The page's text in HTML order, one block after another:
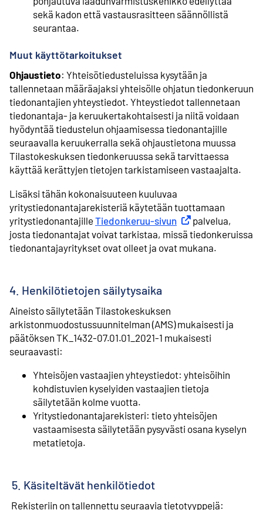
sekä kadon että vastausrasitteen säännöllistä
seurantaa.
Muut käyttötarkoitukset
Ohjaustieto: Yhteisötiedusteluissa kysytään ja
tallennetaan määräajaksi yhteisölle ohjatun tiedonkeruun
tiedonantajien yhteystiedot. Yhteystiedot tallennetaan
tiedonantaja- ja keruukertakohtaisesti ja niitä voidaan
hyödyntää tiedustelun ohjaamisessa tiedonantajille
seuraavalla keruukerralla sekä ohjaustietona muussa
Tilastokeskuksen tiedonkeruussa sekä tarvittaessa
käyttää kerättyjen tietojen tarkistamiseen vastaajalta.
Lisäksi tähän kokonaisuuteen kuuluvaa
yritystiedonantajarekisteriä käytetään tuottamaan
yritystiedonantajilleTiedonkeruu-sivun Ulkoinen linkki
palvelua,
josta tiedonantajat voivat tarkistaa, missä tiedonkeruissa
tiedonantajayritykset ovat olleet ja ovat mukana.
4. Henkilötietojen säilytysaika
Aineisto säilytetään Tilastokeskuksen
arkistonmuodostussuunnitelman (AMS) mukaisesti ja
päätöksen TK_1432-07.01.01_2021-1 mukaisesti
seuraavasti:
Yhteisöjen vastaajien yhteystiedot: yhteisöihin
kohdistuvien kyselyiden vastaajien tietoja
säilytetään kolme vuotta.
Yritystiedonantajarekisteri: tieto yhteisöjen
vastaamisesta säilytetään pysyvästi osana kyselyn
metatietoja.
5. Käsiteltävät henkilötiedot
Rekisteriin on tallennettu seuraavia tietotyyppejä: